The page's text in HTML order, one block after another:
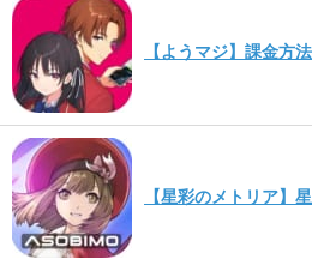
【ようマジ】課金方
【星彩のメトリア】